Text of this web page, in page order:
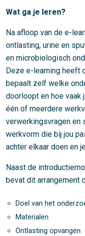
Wat ga je leren?
Na afloop van de e-
ontlasting, urine en
en microbiologisch
Deze e-learning heeft
bepaalt zelf welke
doorloopt en hoe vaak
één of meerdere
verwerkingsvragen en
werkvorm die bij jou
achter elkaar doen en
Naast de
bevat dit arrangement
Doel van het
Materialen
Ontlasting opvangen